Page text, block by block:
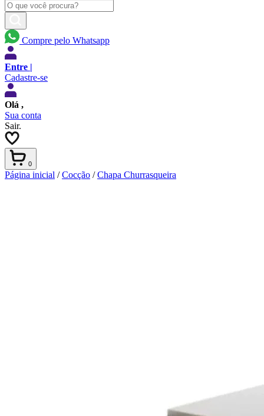
Compre pelo Whatsapp
Entre |
Cadastre-se
Olá ,
Sua conta
Sair.
0
Página inicial /Cocção /Chapa Churrasqueira